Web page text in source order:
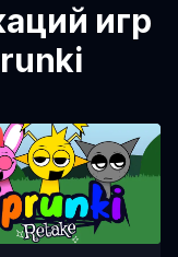
игр